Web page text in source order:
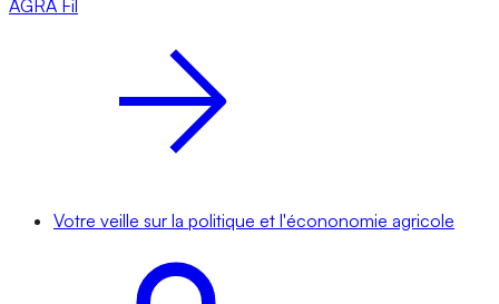
AGRA Fil
Votre veille sur la politique et l'écononomie agricole